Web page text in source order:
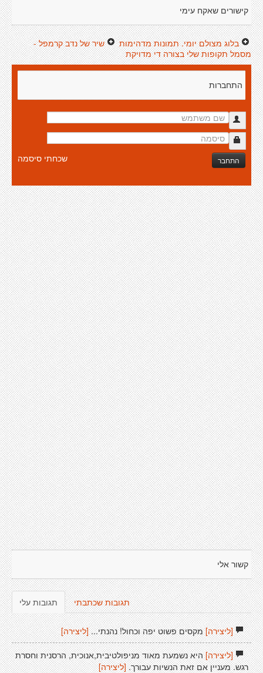
קישורים שאקח עימי
בלוג מצולם יומי. תמונות מדהימות
שיר של נדב קרמפל -
מסמל תקופות שלי בצורה די מדויקת
התחברות
התחבר שכחתי סיסמה
קשור אלי
תגובות עלי תגובות שכתבתי
[ליצירה]מקסים פשוט יפה וכחול! נהנתי... [ליצירה]
[ליצירה]היא נשמעת מאוד מניפולטיבית,אנוכית, הרסנית וחסרת
רגש. מעניין אם זאת הנשיות עבורך. [ליצירה]